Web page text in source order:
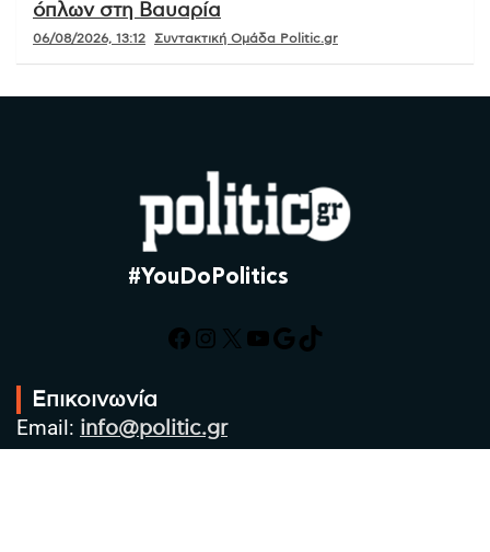
όπλων στη Βαυαρία
06/08/2026, 13:12 Συντακτική Ομάδα Politic.gr
#YouDoPolitics
Facebook
Instagram
X YouTube
Google
TikTok
Επικοινωνία
Email: info@politic.gr
Τηλ: